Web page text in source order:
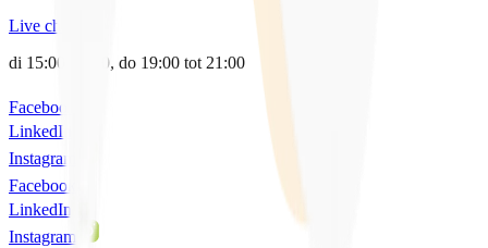
Live chat
di 15:00-17:00, do 19:00 tot 21:00
Facebook
LinkedIn
Instagram
Facebook
LinkedIn
Instagram